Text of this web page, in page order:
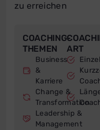
zu erreichen
COACHING-
THEMEN
Business
&
Karriere
Change &
Transformation
Leadership &
Management
ART